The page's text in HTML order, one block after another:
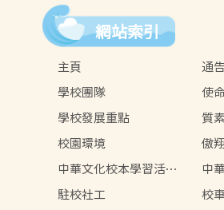
網站索引
主頁 通告
學校團隊
使
學校發展重點
質
校園環境
傲
中華文化校本學習活動
2024-2025
中
駐校社工
校